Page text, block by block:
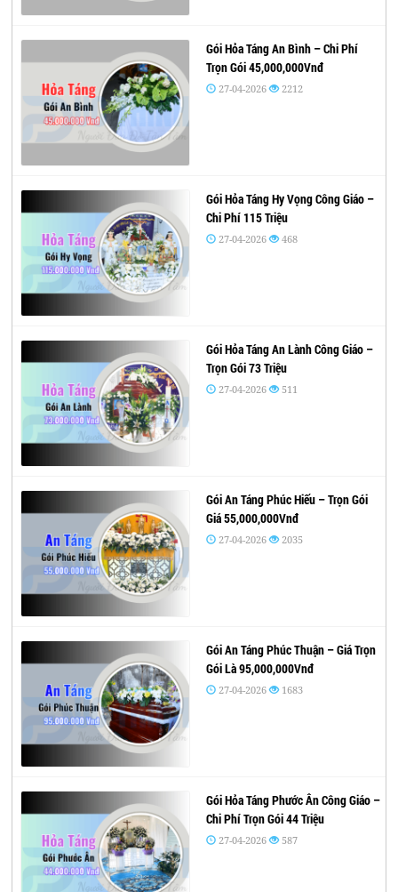
Gói Hỏa Táng An Bình – Chi Phí
Trọn Gói 45,000,000Vnđ
27-04-2026 2212
Gói Hỏa Táng Hy Vọng Công Giáo –
Chi Phí 115 Triệu
27-04-2026 468
Gói Hỏa Táng An Lành Công Giáo –
Trọn Gói 73 Triệu
27-04-2026 511
Gói An Táng Phúc Hiếu – Trọn Gói
Giá 55,000,000Vnđ
27-04-2026 2035
Gói An Táng Phúc Thuận – Giá Trọn
Gói Là 95,000,000Vnđ
27-04-2026 1683
Gói Hỏa Táng Phước Ân Công Giáo –
Chi Phí Trọn Gói 44 Triệu
27-04-2026 587